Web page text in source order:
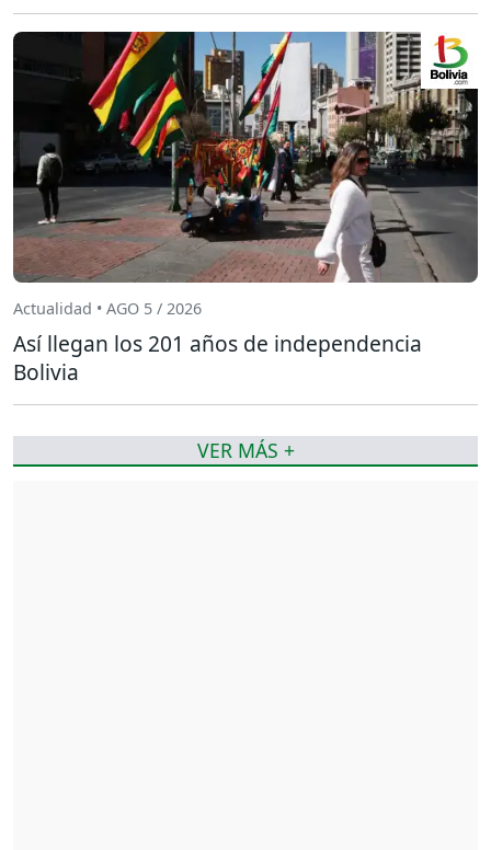
Actualidad • AGO 5 / 2026
Así llegan los 201 años de independencia
Bolivia
VER MÁS +